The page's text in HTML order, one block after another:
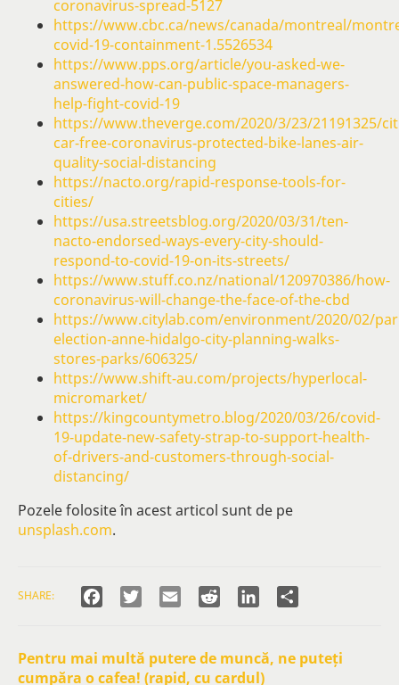
coronavirus-spread-5127
https://www.cbc.ca/news/canada/montreal/
covid-19-containment-1.5526534
https://www.pps.org/article/you-asked-we-
answered-how-can-public-space-managers-
help-fight-covid-19
https://www.theverge.com/2020/3/23/21191325/
car-free-coronavirus-protected-bike-lanes-air-
quality-social-distancing
https://nacto.org/rapid-response-tools-for-
cities/
https://usa.streetsblog.org/2020/03/31/ten-
nacto-endorsed-ways-every-city-should-
respond-to-covid-19-on-its-streets/
https://www.stuff.co.nz/national/120970386/how-
coronavirus-will-change-the-face-of-the-cbd
https://www.citylab.com/environment/2020/02/
election-anne-hidalgo-city-planning-walks-
stores-parks/606325/
https://www.shift-au.com/projects/hyperlocal-
micromarket/
https://kingcountymetro.blog/2020/03/26/covid-
19-update-new-safety-strap-to-support-health-
of-drivers-and-customers-through-social-
distancing/
Pozele folosite în acest articol sunt de pe
unsplash.com.
SHARE: FacebookTwitter Email Reddit LinkedIn
Pentru mai multă putere de muncă, ne puteți
cumpăra o cafea! (rapid, cu cardul)